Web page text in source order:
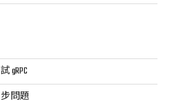
gRPC
步問題